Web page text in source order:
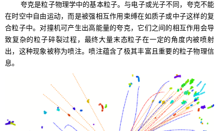
夸克是粒子物理学中的基本粒子。与电子或光子不同，夸克不能
在时空中自由运动，而是被强相互作用束缚在如质子或中子这样的复
合粒子中。对撞机可产生出高能量的夸克，它们之间的相互作用会导
致复杂的粒子碎裂过程，最终大量末态粒子在一定的角度内被喷射
出，这种现象被称为喷注。喷注蕴含了极其丰富且重要的粒子物理信
息。